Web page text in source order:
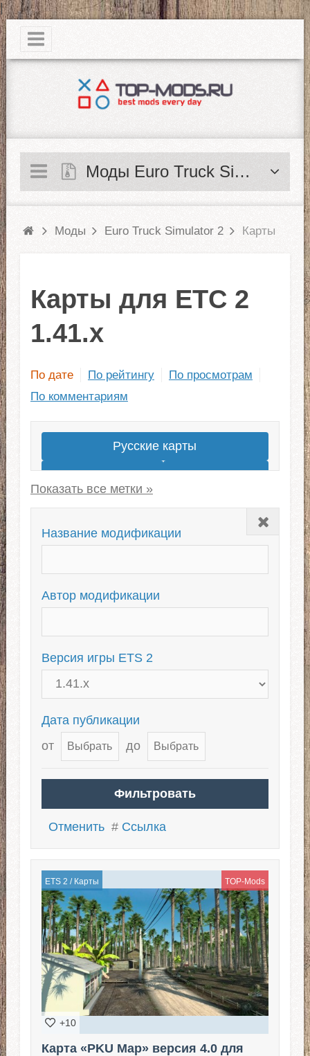
|
Моды Euro Truck Simulator 2
Моды Euro Truck Simulator 2 Карты
Карты для ЕТС 2
1.41.x
По дате По рейтингу
По просмотрам
По комментариям
Русские карты
Суровая Россия Карта России
Восточный Экспресс
Карта Сибири
Карта Румынии
Карта Казахстана для ЕТС 2
Закрыть
Название модификации
Автор модификации
Версия игры ETS 2
Дата публикации
от
до
Отменить # Ссылка
ETS 2 / Карты TOP-Mods
+10
Карта «PKU Map» версия 4.0 для